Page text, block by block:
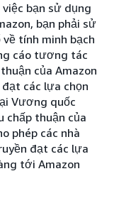
bạn sử dụng
bạn phải sử
về tính minh bạch
cáo tương tác
của Amazon
các lựa chọn
Vương quốc
chấp thuận của
phép các nhà
đạt các lựa
tới Amazon